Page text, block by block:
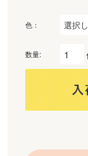
色：
数量: